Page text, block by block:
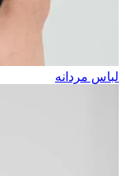
لباس مردانه